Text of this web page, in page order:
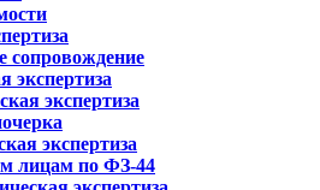
сопровождение
экспертиза
экспертиза
экспертиза
лицам по ФЗ-44